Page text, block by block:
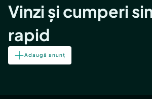
Vinzi și cumperi
rapid
Adaugă anunț